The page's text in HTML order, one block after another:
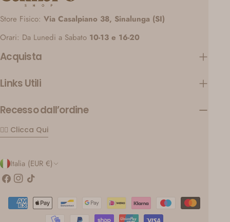
Store Fisico: Via Casalpiano 38, Sinalunga (SI)
Orari: Da Lunedi a Sabato 10-13 e 16-20
Acquista
Links Utili
Recesso dall’ordine
👉🏼 Clicca Qui
P
a
Italia (EUR €)
Facebook
Instagram
Tic
Modalità